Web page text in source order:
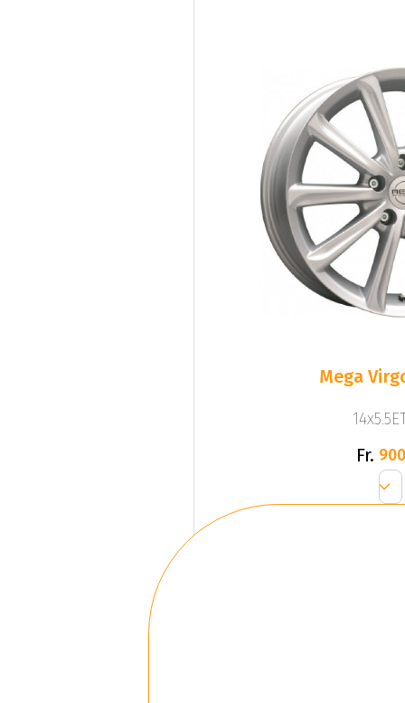
Mega
Fr.